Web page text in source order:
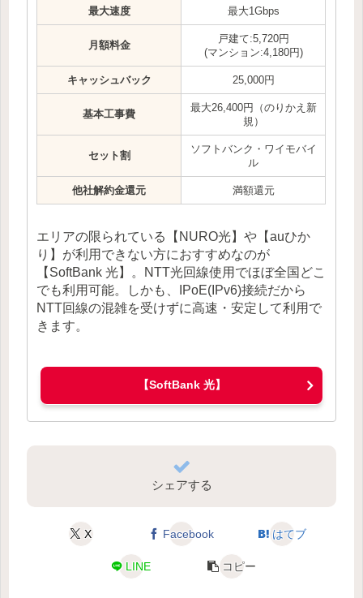
最大速度 最大1Gbps
月額料金
戸建て:5,720円
(マンション:4,180円)
キャッシュバック 25,000円
基本工事費
最大26,400円（のりかえ新
規）
セット割
ソフトバンク・ワイモバイ
ル
他社解約金還元 満額還元
エリアの限られている【NURO光】や【auひか
り】が利用できない方におすすめなのが
【SoftBank 光】。NTT光回線使用でほぼ全国どこ
でも利用可能。しかも、IPoE(IPv6)接続だから
NTT回線の混雑を受けずに高速・安定して利用で
きます。
【SoftBank 光】
シェアする
X Facebook はてブ
LINE コピー